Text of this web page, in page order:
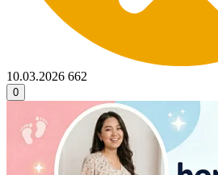
10.03.2026 662
0